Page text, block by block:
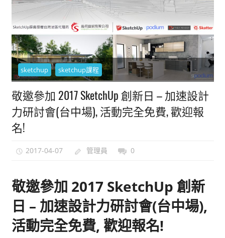
式,
人
都
能
上
手
的
3D
軟
體
sketchup sketchup課程
敬邀參加 2017 SketchUp 創新日 – 加速設計
力研討會(台中場), 活動完全免費, 歡迎報
名!
2017-04-07 管理員 0
敬邀參加 2017 SketchUp 創新
日 – 加速設計力研討會(台中場),
活動完全免費, 歡迎報名!